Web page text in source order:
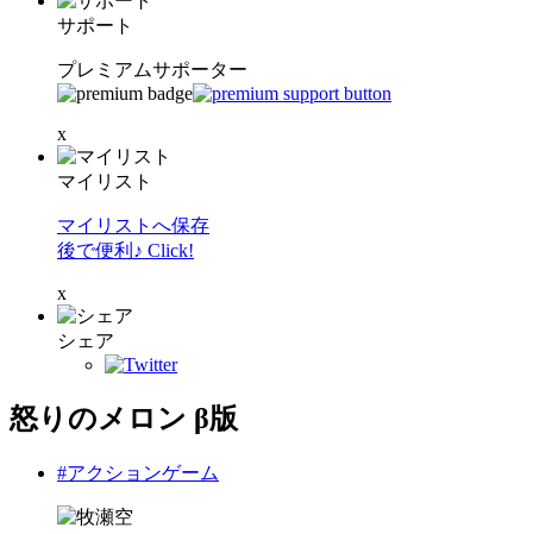
サポート
プレミアムサポーター
x
マイリスト
マイリストへ保存
後で便利♪ Click!
x
シェア
怒りのメロン β版
#アクションゲーム